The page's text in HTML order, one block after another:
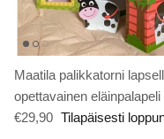
Maatila palikkatorni
opettavainen eläinpalapeli
€29,90 Tilapäisesti